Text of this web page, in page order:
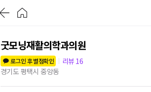
굿모닝재활의학과의원
로그인 후 별점확인
리뷰 16
경기도 평택시 중앙동